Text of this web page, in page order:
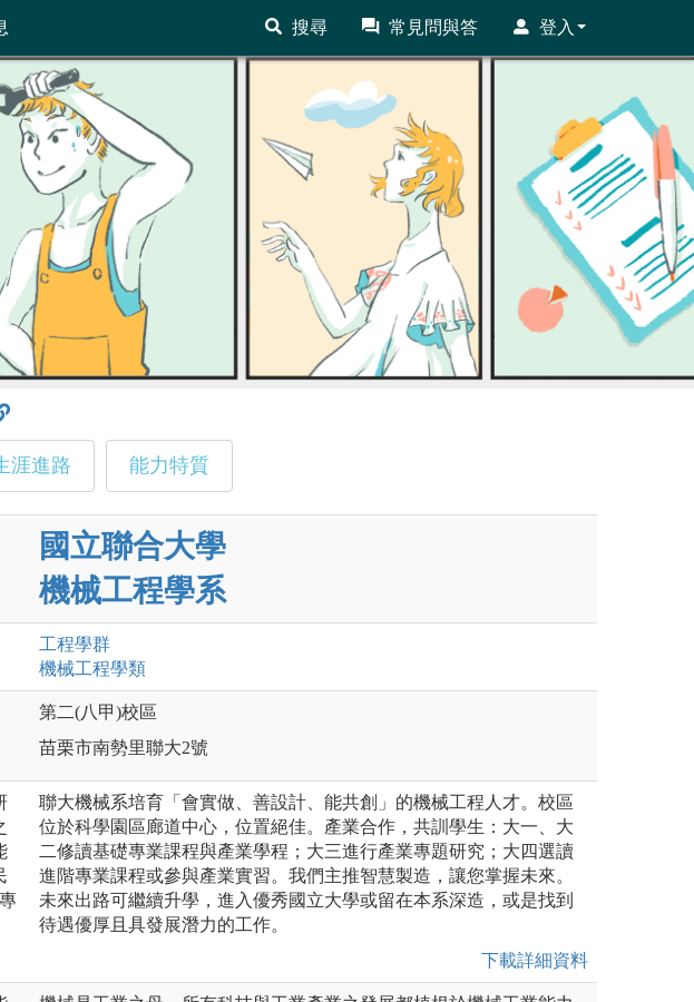
搜尋 常見問與答 登入
涯進路 能力特質
國立聯合大學
機械工程學系
工程學群
機械工程學類
第二(八甲)校區
苗栗市南勢里聯大2號
聯大機械系培育「會實做、善設計、能共創」的機械工程人才。校區
位於科學園區廊道中心，位置絕佳。產業合作，共訓學生：大一、大
二修讀基礎專業課程與產業學程；大三進行產業專題研究；大四選讀
進階專業課程或參與產業實習。我們主推智慧製造，讓您掌握未來。
未來出路可繼續升學，進入優秀國立大學或留在本系深造，或是找到
待遇優厚且具發展潛力的工作。
下載詳細資料